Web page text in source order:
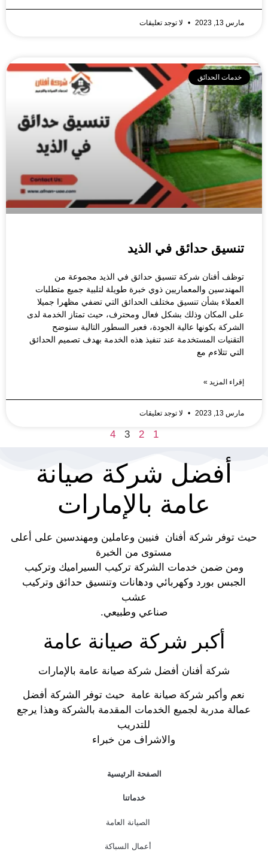
مارس 13, 2023 لا توجد تعليقات
خدمات الحدائق
تنسيق حدائق في الذيد
توظف أفنان شركة تنسيق حدائق في الذيد مجموعة من
المهندسين والمعماريين ذوي خبرة طويلة لتلبية جميع متطلبات
العملاء بشأن تنسيق مختلف الحدائق التي تضفي مظهرا جميلا
على المكان وذلك بشكل فعال ومحترف، حيث تمتاز الخدمة لدى
الشركة بكونها عالية الجودة، فعبر السطور التالية سنوضح
التقنيات المستخدمة عند تنفيذ هذه الخدمة بهدف تصميم الحدائق
التي تتلاءم مع
إقراء المزيد »
مارس 13, 2023 لا توجد تعليقات
1
2
3
4
أفضل شركة صيانة
عامة بالإمارات
حيث توفر شركة أفنان فنيين وعاملين ومهندسين على أعلى
مستوى من الخبرة
ومن ضمن خدمات الشركة تركيب السيراميك وتركيب
الجبس بورد وكهربائي ودهانات وتنسيق حدائق وتركيب
عشب
صناعي وطبيعي.
أكبر شركة صيانة عامة
شركة أفنان أفضل شركة صيانة عامة بالإمارات
نعم وأكبر شركة صيانة عامة حيث توفر الشركة أفضل
عمالة مدربة لجميع الخدمات المقدمة بالشركة وهذا يرجع
للتدريب
والاشراف من خبراء
الصفحة الرئيسية
خدماتنا
الصيانة العامة
أعمال السباكة